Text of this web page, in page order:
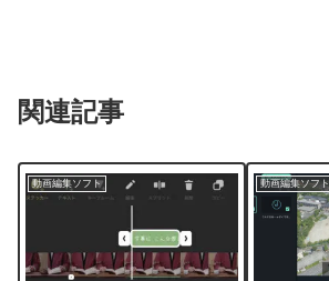
関連記事
動画編集ソフト 動画編集ソフト